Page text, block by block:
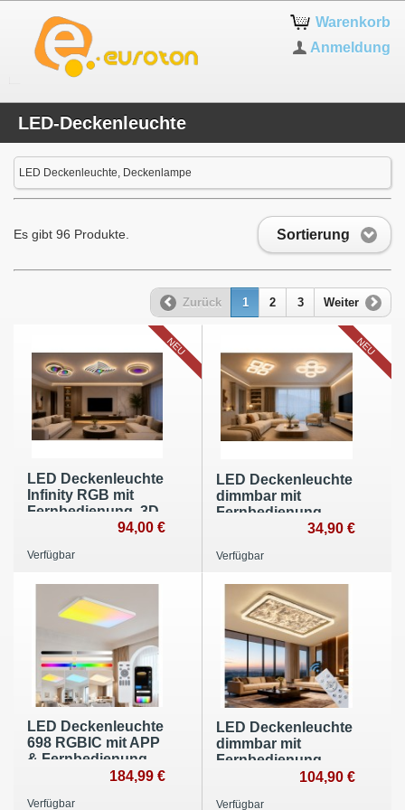
Warenkorb
Anmeldung
LED-Deckenleuchte
LED Deckenleuchte, Deckenlampe
Sortierung
Es gibt 96 Produkte.
Zurück 1 2 3 Weiter
LED Deckenleuchte
Infinity RGB mit
Fernbedienung, 3D
schaltbar dimmbar
94,00 €
Verfügbar
NEU
LED Deckenleuchte
dimmbar mit
Fernbedienung,
stufenlos 3000–
energiesparend,
34,90 €
Verfügbar
NEU
LED Deckenleuchte
698 RGBIC mit APP
& Fernbedienung,
dynamische184,99 €
Verfügbar
LED Deckenleuchte
dimmbar mit
Fernbedienung,
stufenlos 3000–104,90 €
Verfügbar